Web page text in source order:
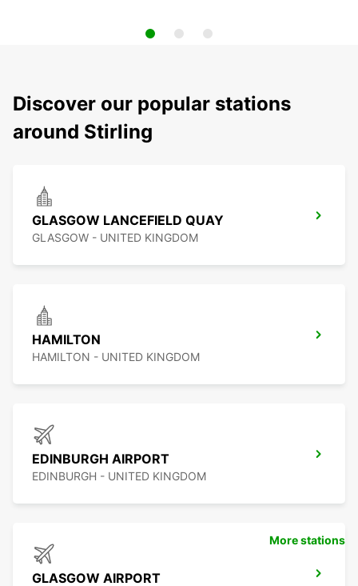
Discover our popular stations
around Stirling
GLASGOW LANCEFIELD QUAY
GLASGOW - UNITED KINGDOM
HAMILTON
HAMILTON - UNITED KINGDOM
EDINBURGH AIRPORT
EDINBURGH - UNITED KINGDOM
GLASGOW AIRPORT
More stations